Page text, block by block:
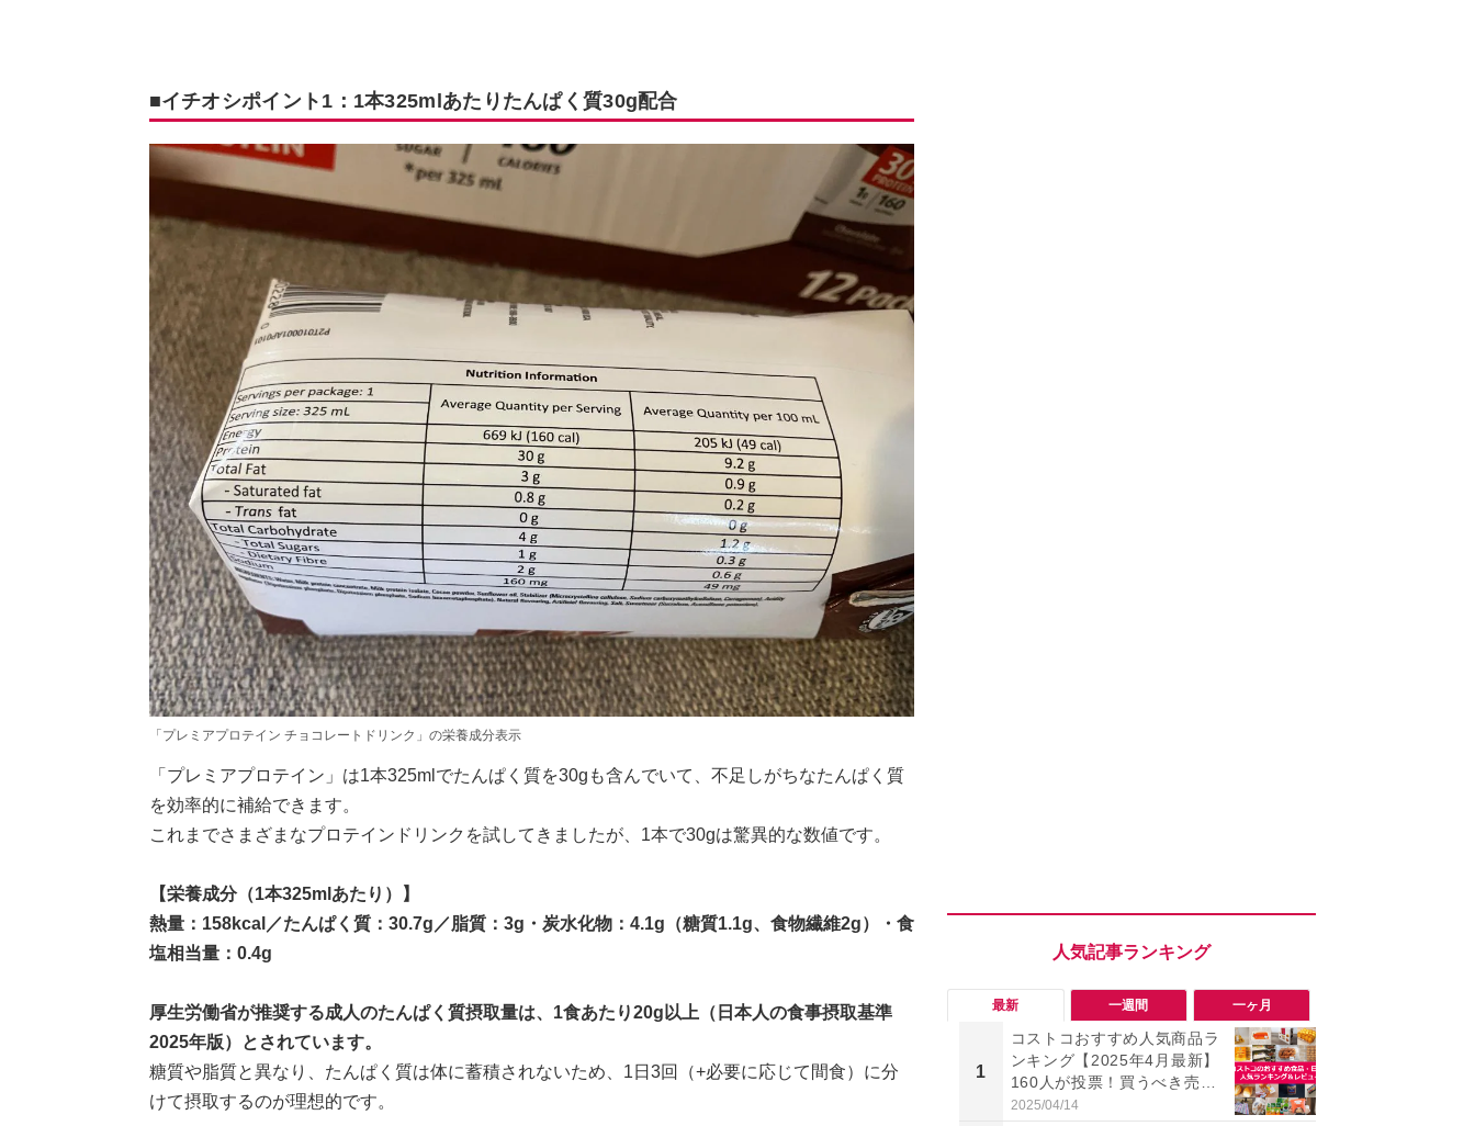
■イチオシポイント1：1本325mlあたりたんぱく質30g配合
「プレミアプロテイン チョコレートドリンク」の栄養成分表示
「プレミアプロテイン」は1本325mlでたんぱく質を30gも含んでいて、不足しがちなたんぱく質
を効率的に補給できます。
これまでさまざまなプロテインドリンクを試してきましたが、1本で30gは驚異的な数値です。
【栄養成分（1本325mlあたり）】
熱量：158kcal／たんぱく質：30.7g／脂質：3g・炭水化物：4.1g（糖質1.1g、食物繊維2g）・食
塩相当量：0.4g
厚生労働省が推奨する成人のたんぱく質摂取量は、1食あたり20g以上（日本人の食事摂取基準
2025年版）とされています。
糖質や脂質と異なり、たんぱく質は体に蓄積されないため、1日3回（+必要に応じて間食）に分
けて摂取するのが理想的です。
最新 一週間 一ヶ月
1
コストコおすすめ人気商品ラ
ンキング【2025年4月最新】
160人が投票！買うべき売れ
筋食品惣菜・日用品雑貨＆セ
2025/04/14